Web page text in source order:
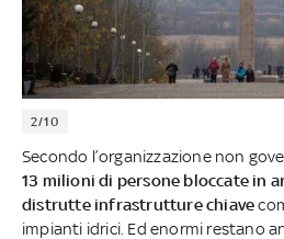
2/10
Secondo l’organizzazione non
13 milioni di persone bloccate in
distrutte infrastrutture chiave
impianti idrici. Ed enormi restano